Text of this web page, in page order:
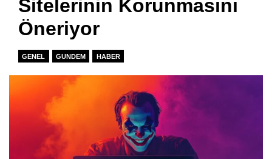
Sitelerinin Korunmasını
Öneriyor
GENEL GUNDEM HABER